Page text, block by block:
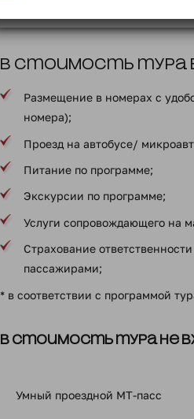
В стоимость тура
Размещение в номерах с
номера);
Проезд на автобусе/
Питание по программе;
Экскурсии по программе;
Услуги сопровождающего на
Страхование
пассажирами;
* в соответствии с программой
В стоимость тура не
Умный проездной МТ-пасс